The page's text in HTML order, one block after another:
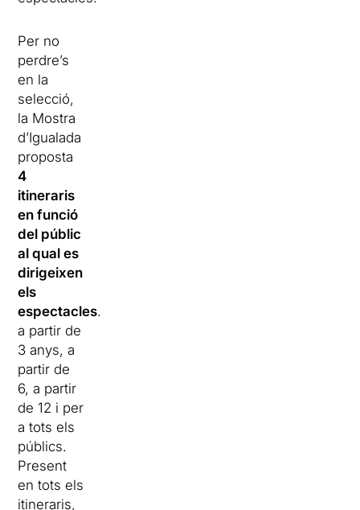
Per no
perdre’s
en la
selecció,
la Mostra
d’Igualada
proposta
4
itineraris
en funció
del públic
al qual es
dirigeixen
els
espectacles.:
a partir de
3 anys, a
partir de
6, a partir
de 12 i per
a tots els
públics.
Present
en tots els
itineraris,